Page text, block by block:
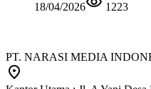
18/04/2026
1223
PT. NARASI MEDIA